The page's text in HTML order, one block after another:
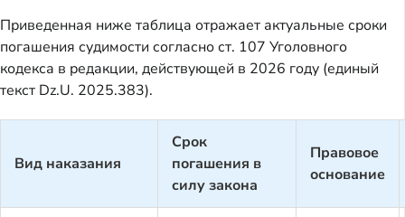
Приведенная ниже таблица отражает актуальные сроки
погашения судимости согласно ст. 107 Уголовного
кодекса в редакции, действующей в 2026 году (единый
текст Dz.U. 2025.383).
Вид наказания
Срок
погашения в
силу закона
Правовое
основание